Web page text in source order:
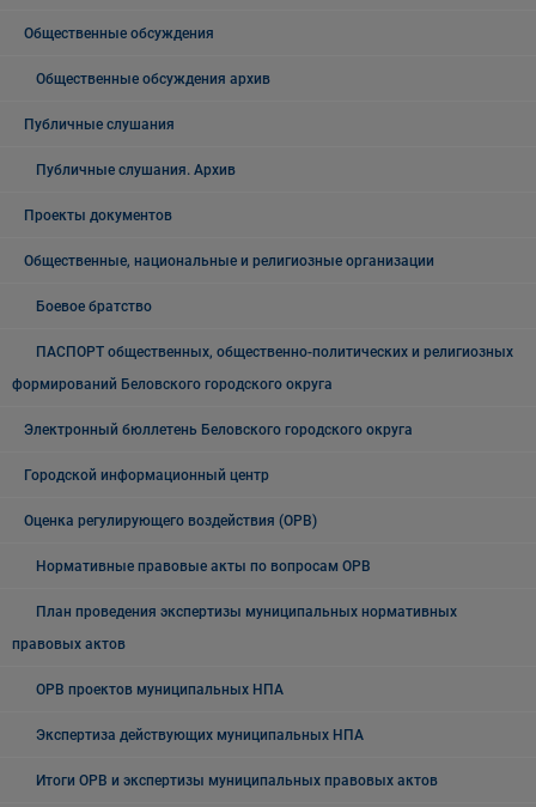
Общественные обсуждения
Общественные обсуждения архив
Публичные слушания
Публичные слушания. Архив
Проекты документов
Общественные, национальные и религиозные организации
Боевое братство
ПАСПОРТ общественных, общественно-политических и религиозных
формирований Беловского городского округа
Электронный бюллетень Беловского городского округа
Городской информационный центр
Оценка регулирующего воздействия (ОРВ)
Нормативные правовые акты по вопросам ОРВ
План проведения экспертизы муниципальных нормативных
правовых актов
ОРВ проектов муниципальных НПА
Экспертиза действующих муниципальных НПА
Итоги ОРВ и экспертизы муниципальных правовых актов